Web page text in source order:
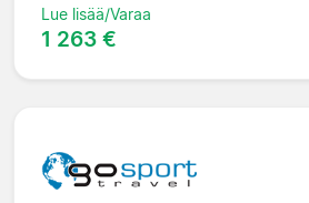
Lue lisää/Varaa
1 263 €